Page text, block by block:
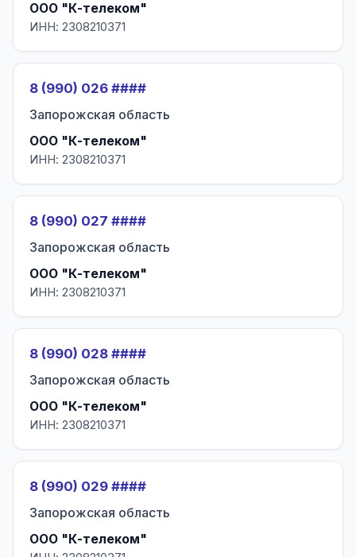
ООО "К-телеком"
ИНН: 2308210371
8 (990) 026 ####
Запорожская область
ООО "К-телеком"
ИНН: 2308210371
8 (990) 027 ####
Запорожская область
ООО "К-телеком"
ИНН: 2308210371
8 (990) 028 ####
Запорожская область
ООО "К-телеком"
ИНН: 2308210371
8 (990) 029 ####
Запорожская область
ООО "К-телеком"